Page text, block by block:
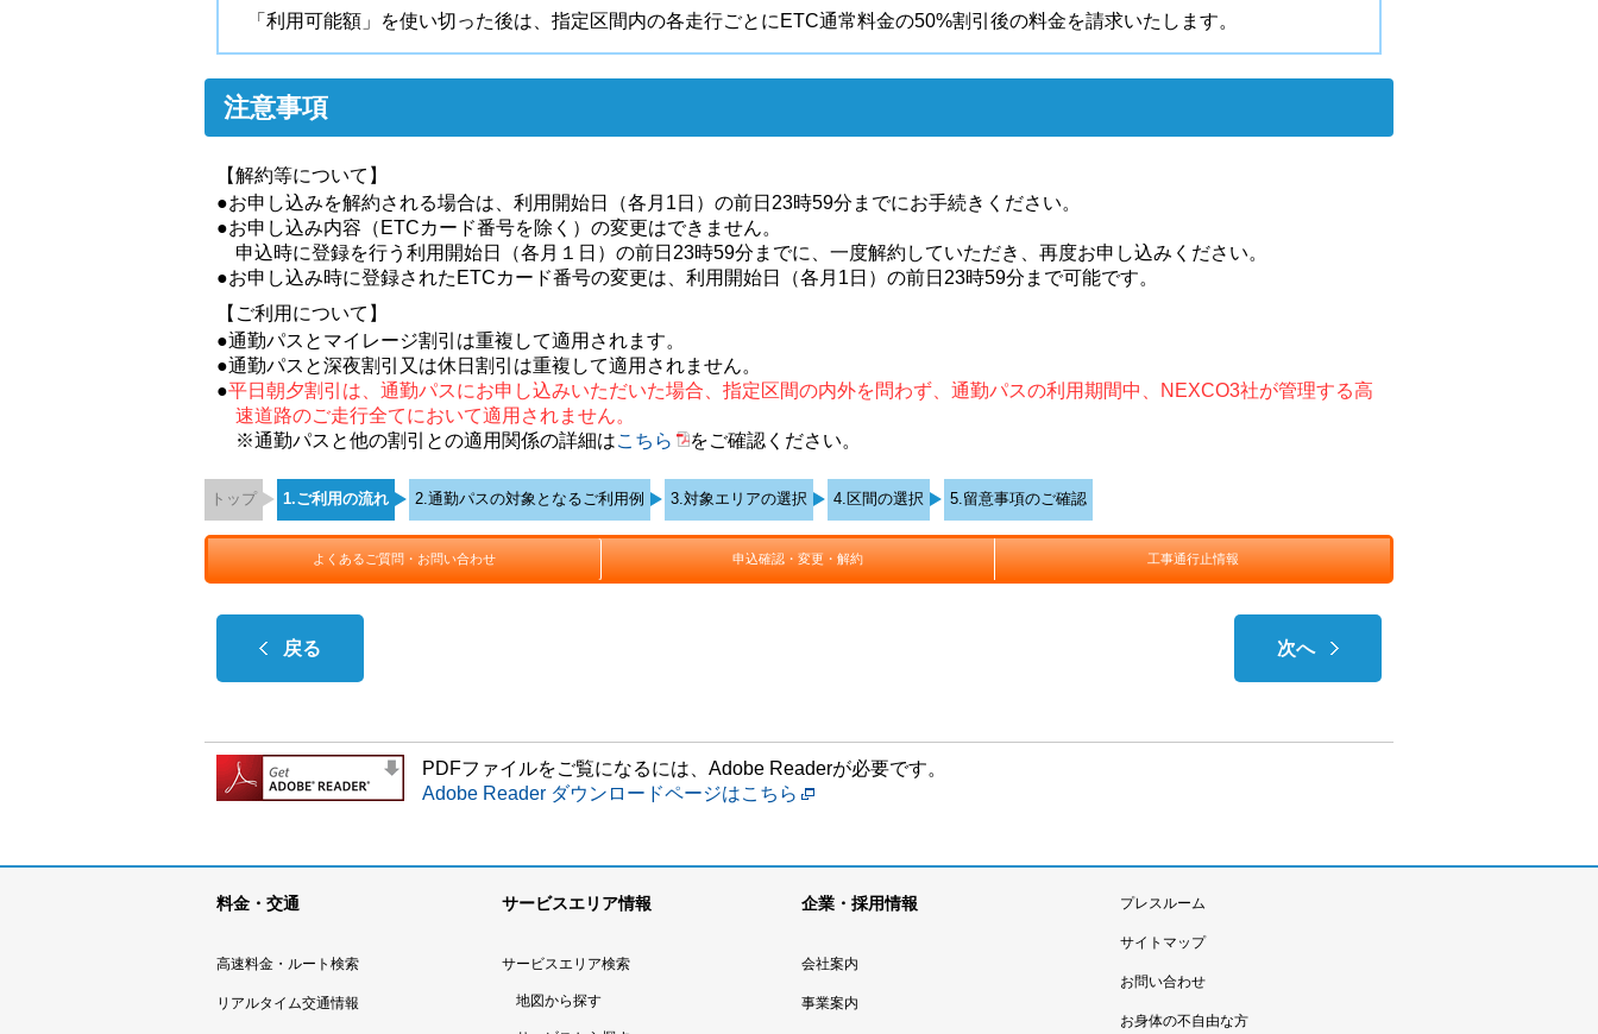
「利用可能額」を使い切った後は、指定区間内の各走行ごとにETC通常料金の50%割引後の料金を請求いたします。
注意事項
【解約等について】
●お申し込みを解約される場合は、利用開始日（各月1日）の前日23時59分までにお手続きください。
●お申し込み内容（ETCカード番号を除く）の変更はできません。
申込時に登録を行う利用開始日（各月１日）の前日23時59分までに、一度解約していただき、再度お申し込みください。
●お申し込み時に登録されたETCカード番号の変更は、利用開始日（各月1日）の前日23時59分まで可能です。
【ご利用について】
●通勤パスとマイレージ割引は重複して適用されます。
●通勤パスと深夜割引又は休日割引は重複して適用されません。
●平日朝夕割引は、通勤パスにお申し込みいただいた場合、指定区間の内外を問わず、通勤パスの利用期間中、NEXCO3社が管理する高
速道路のご走行全てにおいて適用されません。
※通勤パスと他の割引との適用関係の詳細はこちら をご確認ください。
トップ 1.ご利用の流れ 2.通勤パスの対象となるご利用例 3.対象エリアの選択 4.区間の選択 5.留意事項のご確認
よくあるご質問・お問い合わせ 申込確認・変更・解約 工事通行止情報
戻る 次へ
PDFファイルをご覧になるには、Adobe Readerが必要です。
Adobe Reader ダウンロードページはこちら
料金・交通
高速料金・ルート検索
リアルタイム交通情報
サービスエリア情報
サービスエリア検索
地図から探す
企業・採用情報
会社案内
事業案内
プレスルーム
サイトマップ
お問い合わせ
お身体の不自由な方